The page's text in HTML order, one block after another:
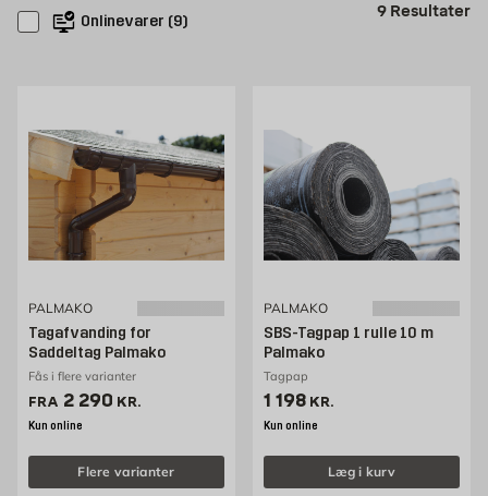
Onlinevarer (9) 9 Resultater
PALMAKO
Tagafvanding for
Saddeltag Palmako
Fås i flere varianter
FRA Pris 2290 kr. /stk
2 290 KR.
Kun online
Flere varianter
PALMAKO
SBS-Tagpap 1 rulle 10 m
Palmako
Tagpap
Pris 1198 kr. /stk
1 198 KR.
Kun online
Læg i kurv